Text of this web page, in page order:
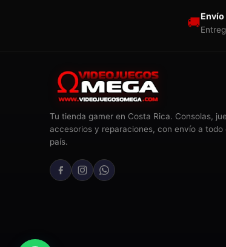
🚚Envío
Tu tienda gamer en Costa Rica. Consolas,
accesorios y reparaciones, con envío a todo
país.